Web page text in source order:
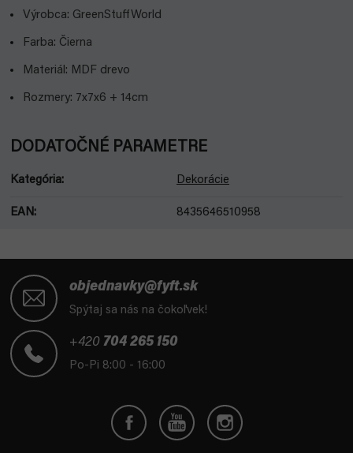
Výrobca: GreenStuffWorld
Farba: Čierna
Materiál: MDF drevo
Rozmery: 7x7x6 + 14cm
DODATOČNÉ PARAMETRE
Kategória: Dekorácie
EAN: 8435646510958
objednavky@fyft.sk
Spýtaj sa nás na čokoľvek!
+420 704 265 150
Po-Pi 8:00 - 16:00